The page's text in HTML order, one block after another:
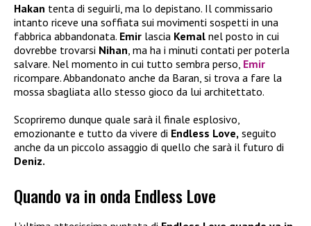
Hakan tenta di seguirli, ma lo depistano. Il commissario
intanto riceve una soffiata sui movimenti sospetti in una
fabbrica abbandonata. Emir lascia Kemal nel posto in cui
dovrebbe trovarsi Nihan , ma ha i minuti contati per poterla
salvare. Nel momento in cui tutto sembra perso, Emir
ricompare. Abbandonato anche da Baran, si trova a fare la
mossa sbagliata allo stesso gioco da lui architettato.
Scopriremo dunque quale sarà il finale esplosivo,
emozionante e tutto da vivere di Endless Love, seguito
anche da un piccolo assaggio di quello che sarà il futuro di
Deniz.
Quando va in onda Endless Love